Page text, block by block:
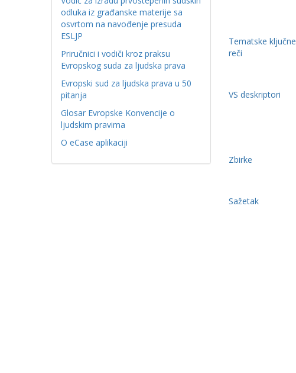
odluka iz građanske materije sa
osvrtom na navođenje presuda
ESLJP
Priručnici i vodiči kroz praksu
Evropskog suda za ljudska prava
Evropski sud za ljudska prava u 50
pitanja
Glosar Evropske Konvencije o
ljudskim pravima
O eCase aplikaciji
Tematske ključne
reči
VS deskriptori
Zbirke
Sažetak